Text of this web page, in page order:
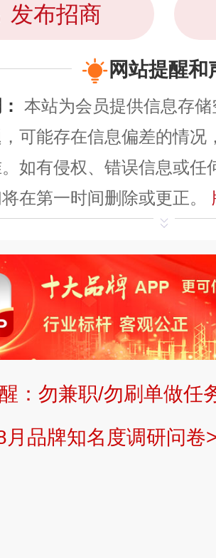
发布招商
网站提醒和
本站为会员提供信息存
可能存在信息偏差的情况
如有侵权、错误信息或任
在第一时间删除或更正。
平台自有内容（文字
等）知识产权归本站所
载、商用。本站不生产产
招商、不提供中介服务。
的观点或意见，页面信息
快速提交发布>> 提交品
：勿兼职/勿刷单做任
月品牌知名度调研问卷